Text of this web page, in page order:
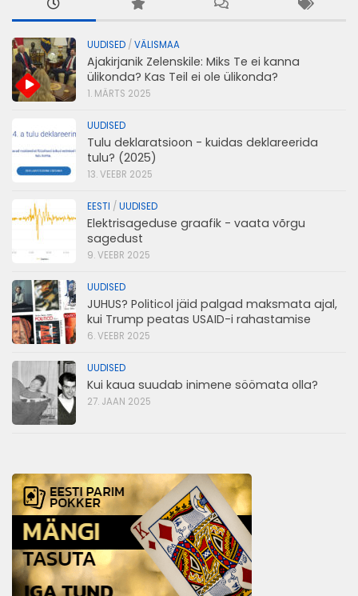
UUDISED / VÄLISMAA
Ajakirjanik Zelenskile: Miks Te ei kanna
ülikonda? Kas Teil ei ole ülikonda?
1. MÄRTS 2025
UUDISED
Tulu deklaratsioon - kuidas deklareerida
tulu? (2025)
13. VEEBR 2025
EESTI / UUDISED
Elektrisageduse graafik - vaata võrgu
sagedust
9. VEEBR 2025
UUDISED
JUHUS? Politicol jäid palgad maksmata ajal,
kui Trump peatas USAID-i rahastamise
6. VEEBR 2025
UUDISED
Kui kaua suudab inimene söömata olla?
27. JAAN 2025